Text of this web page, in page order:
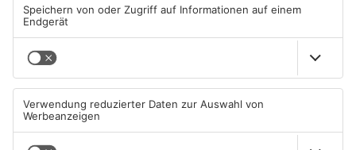
Ivo-Zeiger-Schule
63776 Mömbris
ANZEIGE